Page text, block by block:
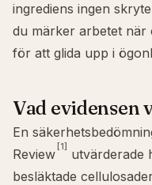
ingrediens ingen
du märker arbetet när
för att glida upp i
Vad evidensen
En
Review [1] utvärderade
besläktade